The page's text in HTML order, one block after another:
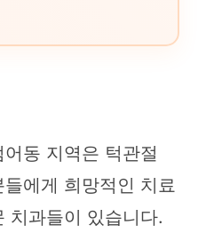
동 지역은 턱관절
에게 희망적인 치료
치과들이 있습니다.